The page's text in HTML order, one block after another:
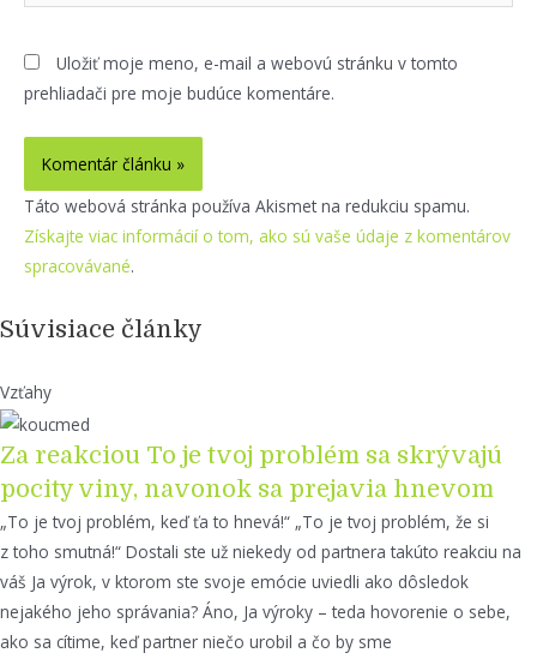
Uložiť moje meno, e-mail a webovú stránku v tomto
prehliadači pre moje budúce komentáre.
Táto webová stránka používa Akismet na redukciu spamu.
Získajte viac informácií o tom, ako sú vaše údaje z komentárov
spracovávané.
Súvisiace články
Vzťahy
Za reakciou To je tvoj problém sa skrývajú
pocity viny, navonok sa prejavia hnevom
„To je tvoj problém, keď ťa to hnevá!“ „To je tvoj problém, že si
z toho smutná!“ Dostali ste už niekedy od partnera takúto reakciu na
váš Ja výrok, v ktorom ste svoje emócie uviedli ako dôsledok
nejakého jeho správania? Áno, Ja výroky – teda hovorenie o sebe,
ako sa cítime, keď partner niečo urobil a čo by sme